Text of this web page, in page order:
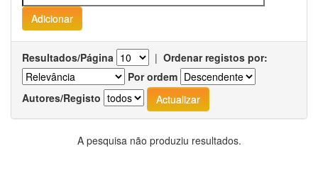
Resultados/Página | Ordenar registos por:
Por ordem
Autores/Registo
A pesquisa não produziu resultados.